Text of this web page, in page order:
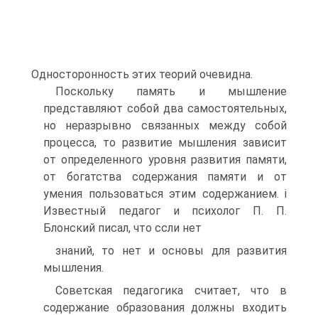
Односторонность этих теорий очевидна.
Поскольку память и мышление
представляют собой два самостоятельных,
но неразрывно связанных между собой
процесса, то развитие мышления зависит
от определенного уровня развития памяти,
от богатства содержания памяти и от
умения пользоваться этим содержанием. і
Известный педагог и психолог П. П.
Блонский писал, что ссли нет
знаний, то нет и основы для развития
мышления.
Советская педагогика считает, что в
содержание образования должны входить